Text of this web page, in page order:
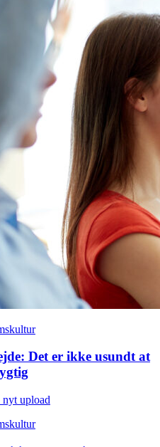
Det er ikke usundt at